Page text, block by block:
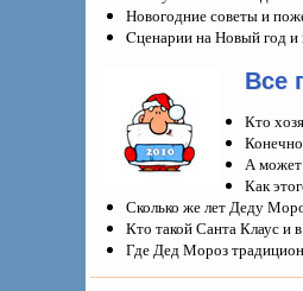
Новогодние советы и
Cценарии на Новый год
Все
Кто
А может
Как
Сколько же лет Деду
Кто такой Санта Клаус и
Где Дед Мороз